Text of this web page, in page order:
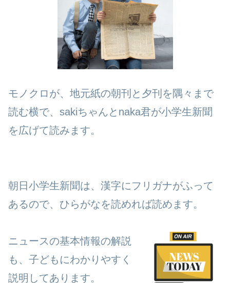
モノクロが、地元紙の朝刊と夕刊を隅々まで
読む横で、sakiちゃんとnaka君が小学生新聞
を広げて読みます。
朝日小学生新聞は、漢字にフリガナがふって
あるので、ひらがなを読めれば読めます。
ニュースの基本情報の解説
も、子どもにわかりやすく
説明してあります。